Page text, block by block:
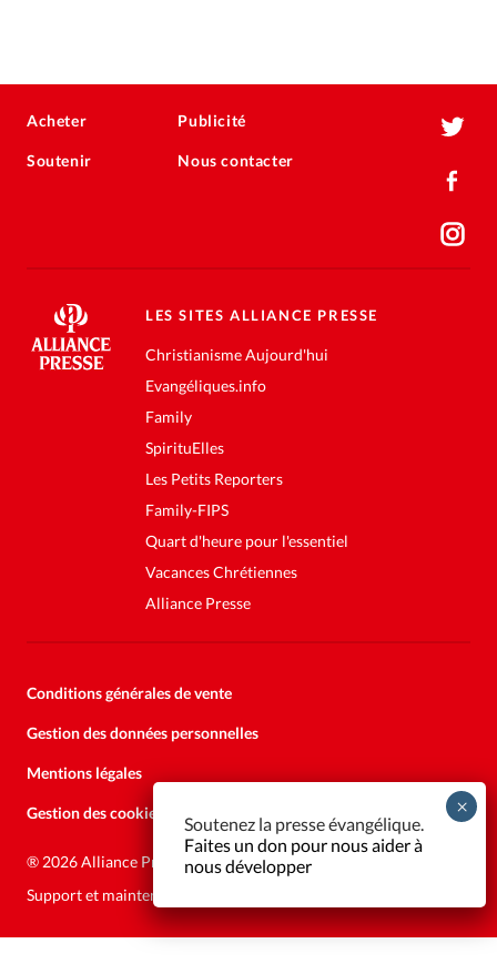
Acheter
Soutenir
Publicité
Nous contacter
LES SITES ALLIANCE PRESSE
Christianisme Aujourd'hui
Evangéliques.info
Family
SpirituElles
Les Petits Reporters
Family-FIPS
Quart d'heure pour l'essentiel
Vacances Chrétiennes
Alliance Presse
Conditions générales de vente
Gestion des données personnelles
Mentions légales
Gestion des cookies
® 2026 Alliance Presse
Support et maintenance:
Soutenez la presse évangélique.
Faites un don pour nous aider à
nous développer